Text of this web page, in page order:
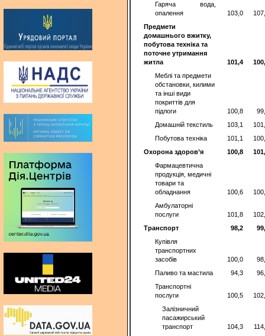
Гаряча вода,
опалення
103,0
Предмети
домашнього вжитку,
побутова техніка та
поточне утримання
житла
101,4
Меблі та предмети
обстановки, килими
та інші види
покриттів для
підлоги
100,8
Домашній текстиль
103,1
Побутова техніка
101,1
Охорона здоров’я
100,8
Фармацевтична
продукція, медичні
товари та
обладнання
100,6
Амбулаторні
послуги
101,8
Транспорт
98,2
Купівля
транспортних
засобів
100,0
Паливо та мастила
94,3
Транспортні
послуги
100,5
Залізничний
пасажирський
транспорт
104,3